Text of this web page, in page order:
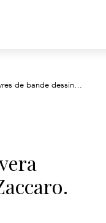
dessinée, dessins animés